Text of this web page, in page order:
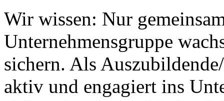
Wir wissen: Nur
Unternehmensgruppe
sichern. Als
aktiv und engagiert ins